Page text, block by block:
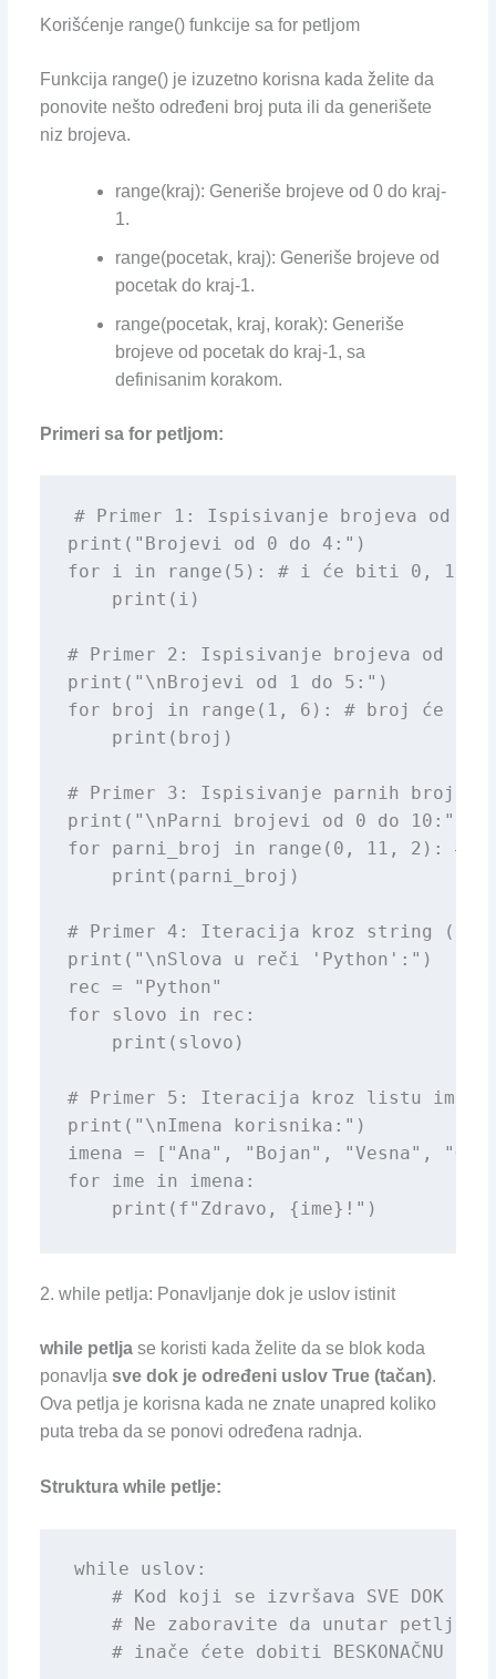
Korišćenje range() funkcije sa for petljom
Funkcija range() je izuzetno korisna kada želite da
ponovite nešto određeni broj puta ili da generišete
niz brojeva.
range(kraj): Generiše brojeve od 0 do kraj-
1.
range(pocetak, kraj): Generiše brojeve od
pocetak do kraj-1.
range(pocetak, kraj, korak): Generiše
brojeve od pocetak do kraj-1, sa
definisanim korakom.
Primeri sa for petljom:
# Primer 1: Ispisivanje brojeva od 0
print("Brojevi od 0 do 4:")
for i in range(5): # i će biti 0, 1,
    print(i)
# Primer 2: Ispisivanje brojeva od 1
print("\nBrojevi od 1 do 5:")
for broj in range(1, 6): # broj će
    print(broj)
# Primer 3: Ispisivanje parnih brojeva
print("\nParni brojevi od 0 do 10:")
for parni_broj in range(0, 11, 2): #
    print(parni_broj)
# Primer 4: Iteracija kroz string
print("\nSlova u reči 'Python':")
rec = "Python"
for slovo in rec:
    print(slovo)
# Primer 5: Iteracija kroz listu imena
print("\nImena korisnika:")
imena = ["Ana", "Bojan", "Vesna",
for ime in imena:
    print(f"Zdravo, {ime}!")
2. while petlja: Ponavljanje dok je uslov istinit
while petljase koristi kada želite da se blok koda
ponavlja sve dok je određeni uslov True (tačan).
Ova petlja je korisna kada ne znate unapred koliko
puta treba da se ponovi određena radnja.
Struktura while petlje:
while uslov:
# Kod koji se izvršava SVE DOK je
# Ne zaboravite da unutar petlje
# inače ćete dobiti BESKONAČNU